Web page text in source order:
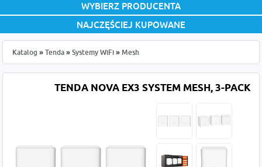
WYBIERZ PRODUCENTA
NAJCZĘŚCIEJ KUPOWANE
Katalog » Tenda » Systemy WiFi » Mesh
TENDA NOVA EX3 SYSTEM MESH, 3-PACK